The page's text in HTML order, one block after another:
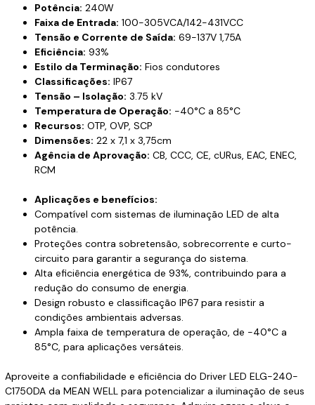
Potência: 240W
Faixa de Entrada: 100-305VCA/142-431VCC
Tensão e Corrente de Saída: 69-137V 1,75A
Eficiência: 93%
Estilo da Terminação: Fios condutores
Classificações: IP67
Tensão – Isolação: 3.75 kV
Temperatura de Operação: -40°C a 85°C
Recursos: OTP, OVP, SCP
Dimensões: 22 x 7,1 x 3,75cm
Agência de Aprovação: CB, CCC, CE, cURus, EAC, ENEC,
RCM
Aplicações e benefícios:
Compatível com sistemas de iluminação LED de alta
potência.
Proteções contra sobretensão, sobrecorrente e curto-
circuito para garantir a segurança do sistema.
Alta eficiência energética de 93%, contribuindo para a
redução do consumo de energia.
Design robusto e classificação IP67 para resistir a
condições ambientais adversas.
Ampla faixa de temperatura de operação, de -40°C a
85°C, para aplicações versáteis.
Aproveite a confiabilidade e eficiência do Driver LED ELG-240-
C1750DA da MEAN WELL para potencializar a iluminação de seus